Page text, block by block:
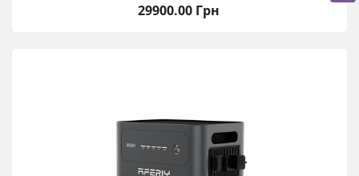
29900.00 Грн